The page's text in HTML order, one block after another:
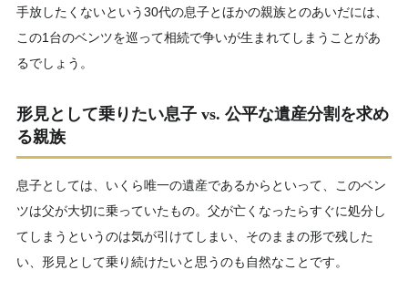
手放したくないという30代の息子とほかの親族とのあいだには、
この1台のベンツを巡って相続で争いが生まれてしまうことがあ
るでしょう。
形見として乗りたい息子 vs. 公平な遺産分割を求め
る親族
息子としては、いくら唯一の遺産であるからといって、このベン
ツは父が大切に乗っていたもの。父が亡くなったらすぐに処分し
てしまうというのは気が引けてしまい、そのままの形で残した
い、形見として乗り続けたいと思うのも自然なことです。